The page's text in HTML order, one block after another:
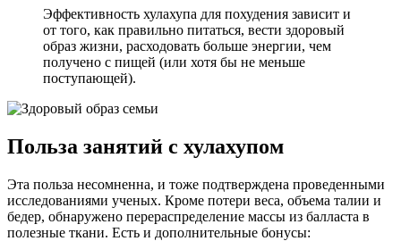
Эффективность хулахупа для похудения зависит и
от того, как правильно питаться, вести здоровый
образ жизни, расходовать больше энергии, чем
получено с пищей (или хотя бы не меньше
поступающей).
Польза занятий с хулахупом
Эта польза несомненна, и тоже подтверждена проведенными
исследованиями ученых. Кроме потери веса, объема талии и
бедер, обнаружено перераспределение массы из балласта в
полезные ткани. Есть и дополнительные бонусы: